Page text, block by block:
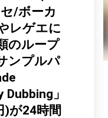
/ボーカ
レゲエに
のループ
ンプルパ
」
)が24時間